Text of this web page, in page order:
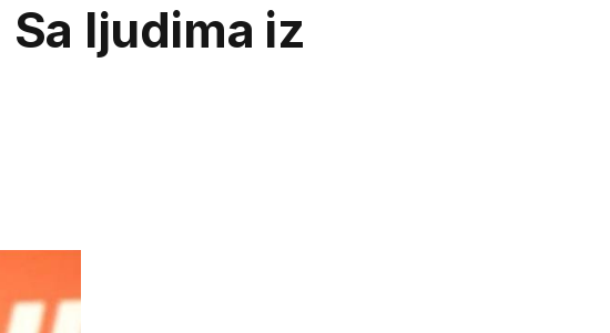
Sa ljudima iz